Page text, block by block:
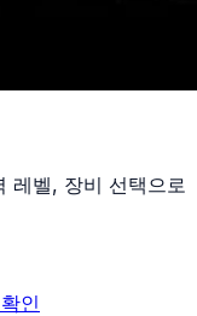
레벨, 장비 선택으로
인